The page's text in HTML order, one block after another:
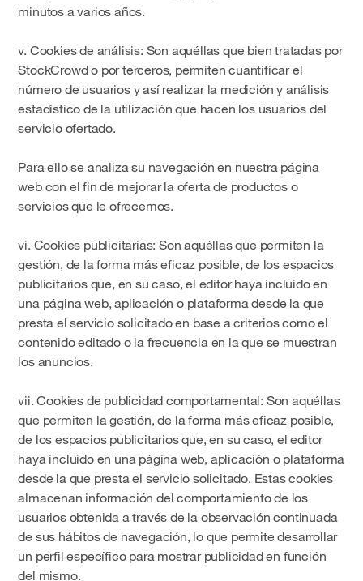
minutos a varios años.
v. Cookies de análisis: Son aquéllas que bien tratadas por
StockCrowd o por terceros, permiten cuantificar el
número de usuarios y así realizar la medición y análisis
estadístico de la utilización que hacen los usuarios del
servicio ofertado.
Para ello se analiza su navegación en nuestra página
web con el fin de mejorar la oferta de productos o
servicios que le ofrecemos.
vi. Cookies publicitarias: Son aquéllas que permiten la
gestión, de la forma más eficaz posible, de los espacios
publicitarios que, en su caso, el editor haya incluido en
una página web, aplicación o plataforma desde la que
presta el servicio solicitado en base a criterios como el
contenido editado o la frecuencia en la que se muestran
los anuncios.
vii.Cookies de publicidad comportamental: Son aquéllas
que permiten la gestión, de la forma más eficaz posible,
de los espacios publicitarios que, en su caso, el editor
haya incluido en una página web, aplicación o plataforma
desde la que presta el servicio solicitado. Estas cookies
almacenan información del comportamiento de los
usuarios obtenida a través de la observación continuada
de sus hábitos de navegación, lo que permite desarrollar
un perfil específico para mostrar publicidad en función
del mismo.